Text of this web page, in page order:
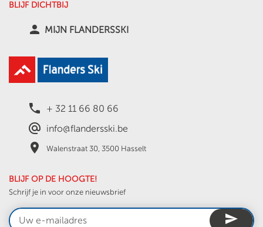
BLIJF DICHTBIJ
person MIJN FLANDERSSKI
local_phone + 32 11 66 80 66
alternate_email info@flandersski.be
place Walenstraat 30, 3500 Hasselt
BLIJF OP DE HOOGTE!
Schrijf je in voor onze nieuwsbrief
send